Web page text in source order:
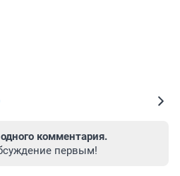
комментария.
первым!